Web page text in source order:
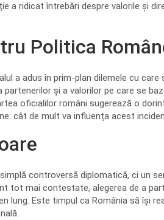
ridicat întrebări despre valorile și
Politica
a adus în prim-plan dilemele cu
și a valorilor pe care se
oficialilor români sugerează o
cât de mult va influența acest
controversă diplomatică, ci un
tot mai contestate, alegerea de a
lung. Este timpul ca România să își